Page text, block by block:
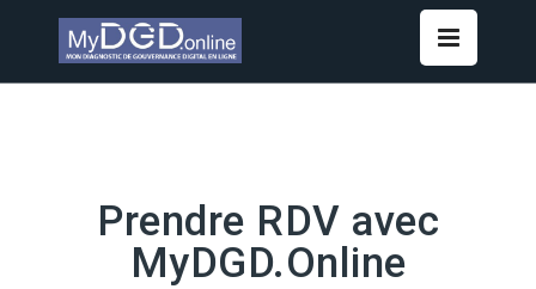
Prendre RDV avec
MyDGD.Online